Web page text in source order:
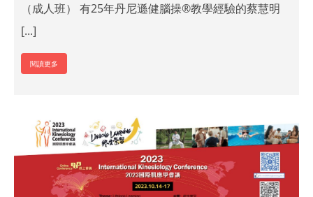
（成人班） 有25年丹尼遜健腦操®教學經驗的蔡慧明
[...]
閱讀更多